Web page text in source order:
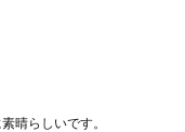
晴らしいです。